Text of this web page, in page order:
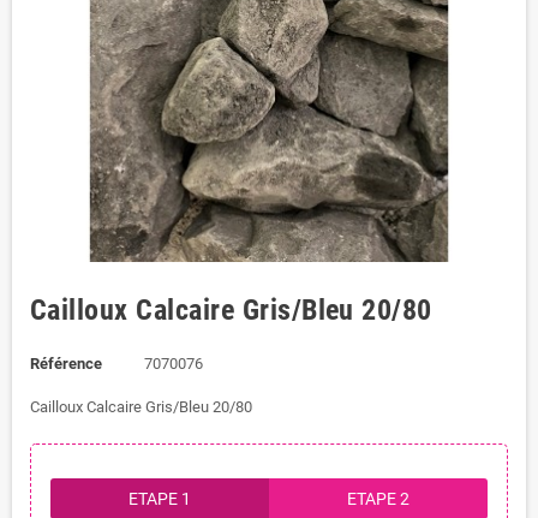
Cailloux Calcaire Gris/Bleu 20/80
Référence 7070076
Cailloux Calcaire Gris/Bleu 20/80
ETAPE 1 ETAPE 2